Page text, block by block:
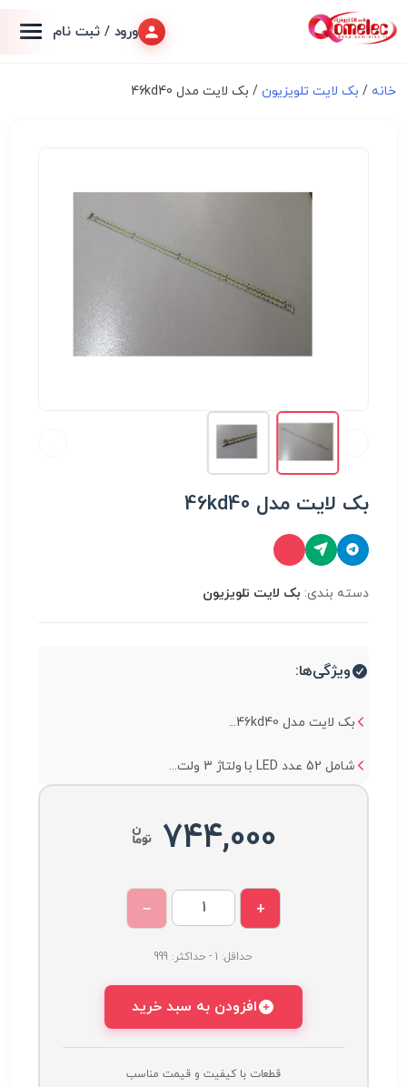
ورود / ثبت نام
خانه / بک لایت تلویزیون / بک لایت مدل 46kd40
بک لایت مدل 46kd40
دسته بندی: بک لایت تلویزیون
ویژگی‌ها:
بک لایت مدل 46kd40...
شامل 52 عدد LED با ولتاژ 3 ولت...
744,000
+
−
حداقل: 1 - حداکثر: 999
افزودن به سبد خرید
قطعات با کیفیت و قیمت مناسب